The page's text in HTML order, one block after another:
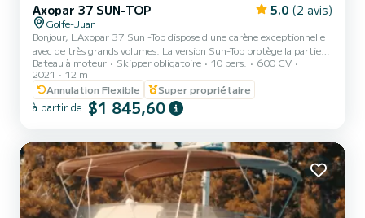
Axopar 37 SUN-TOP 5.0 (2 avis)
Golfe-Juan
Bonjour, L'Axopar 37 Sun -Top dispose d'une carène exceptionnelle
avec de très grands volumes. La version Sun-Top protège la partie
du cockpit avec toit ouvrant électrique qui pourra s'ouvrir et laisser
place au soleil. Les sièges du pilote et du co-pilote pivotent pour
plus de convivialité. Le cockpit est modulable et pourra accueillir 8
personnes; Si vous avez des questions, contactez-moi via la
messagerie de ce site, je me ferai un plaisir d'y répondre. J'espère
Bateau à moteur Skipper obligatoire 10 pers.
600 CV
2021
12 m
Annulation Flexible
Super propriétaire
à partir de $1 845,60